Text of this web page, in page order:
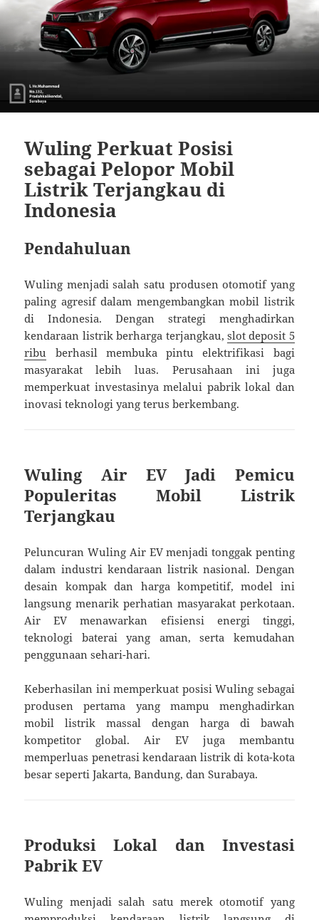
Wuling Perkuat Posisi
sebagai Pelopor Mobil
Listrik Terjangkau di
Indonesia
Pendahuluan
Wuling menjadi salah satu produsen otomotif yang
paling agresif dalam mengembangkan mobil listrik
di Indonesia. Dengan strategi menghadirkan
kendaraan listrik berharga terjangkau, slot deposit 5
ribu berhasil membuka pintu elektrifikasi bagi
masyarakat lebih luas. Perusahaan ini juga
memperkuat investasinya melalui pabrik lokal dan
inovasi teknologi yang terus berkembang.
Wuling Air EV Jadi Pemicu
Populeritas Mobil Listrik
Terjangkau
Peluncuran Wuling Air EV menjadi tonggak penting
dalam industri kendaraan listrik nasional. Dengan
desain kompak dan harga kompetitif, model ini
langsung menarik perhatian masyarakat perkotaan.
Air EV menawarkan efisiensi energi tinggi,
teknologi baterai yang aman, serta kemudahan
penggunaan sehari-hari.
Keberhasilan ini memperkuat posisi Wuling sebagai
produsen pertama yang mampu menghadirkan
mobil listrik massal dengan harga di bawah
kompetitor global. Air EV juga membantu
memperluas penetrasi kendaraan listrik di kota-kota
besar seperti Jakarta, Bandung, dan Surabaya.
Produksi Lokal dan Investasi
Pabrik EV
Wuling menjadi salah satu merek otomotif yang